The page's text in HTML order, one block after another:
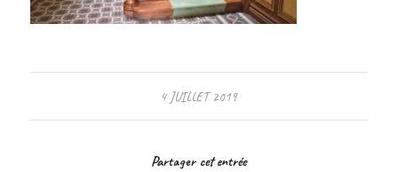
4 JUILLET 2019
Partager cet entrée